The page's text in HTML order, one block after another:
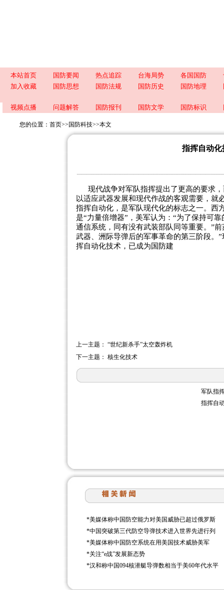
本站首页 国防要闻 热点追踪 台海局势 各国国防
加入收藏
国防思想 国防法规 国防历史 国防地理
视频点播 问题解答 国防报刊 国防文学 国防标识
您的位置： 首页>> 国防科技>>本文
指挥自动化
现代战争对军队指挥提出了更高的要求
以适应武器发展和现代作战的客观需要，就
指挥自动化，是军队现代化的标志之一。西
是“力量倍增器”，美军认为：“为了保持可
通信系统，同有没有武装部队同等重要。”
武器、洲际导弹后的军事革命的第三阶段。
挥自动化技术，已成为国防建
上一主题： “世纪新杀手”太空轰炸机
下一主题： 核生化技术
军队指
指挥自
*美媒体称中国防空能力对美国威胁已超过俄罗斯
*中国突破第三代防空导弹技术进入世界先进行列
*美媒体称中国防空系统在用美国技术威胁美军
*关注“e战”发展新态势
*汉和称中国094核潜艇导弹数相当于美60年代水平